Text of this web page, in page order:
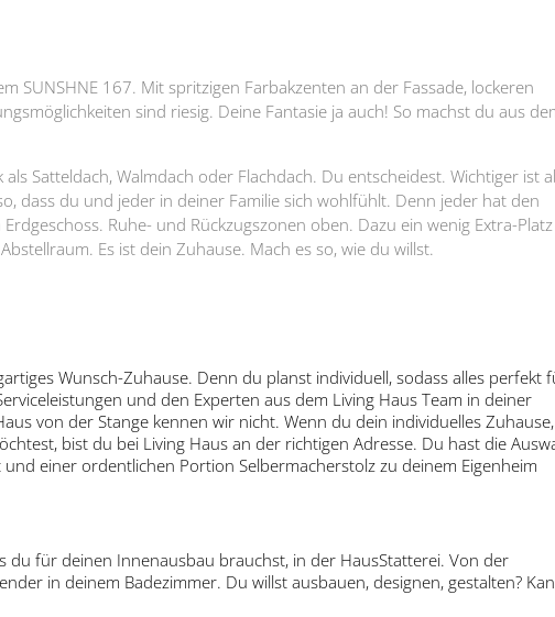
SUNSHNE 167. Mit spritzigen Farbakzenten an der Fassade, lockeren
sind riesig. Deine Fantasie ja auch! So machst du aus
Satteldach, Walmdach oder Flachdach. Du entscheidest. Wichtiger ist
dass du und jeder in deiner Familie sich wohlfühlt. Denn jeder hat den
Ruhe- und Rückzugszonen oben. Dazu ein wenig Extra-Platz
Es ist dein Zuhause. Mach es so, wie du willst.
Wunsch-Zuhause. Denn du planst individuell, sodass alles perfekt
und den Experten aus dem Living Haus Team in deiner
von der Stange kennen wir nicht. Wenn du dein individuelles Zuhause,
bist du bei Living Haus an der richtigen Adresse. Du hast die
einer ordentlichen Portion Selbermacherstolz zu deinem Eigenheim
du für deinen Innenausbau brauchst, in der HausStatterei. Von der
in deinem Badezimmer. Du willst ausbauen, designen, gestalten?